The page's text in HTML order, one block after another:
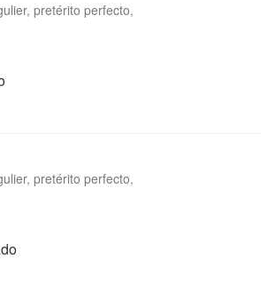
pretérito perfecto,
pretérito perfecto,